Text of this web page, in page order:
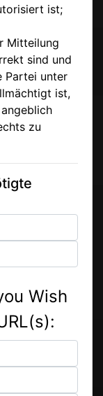
ist;
Mitteilung
sind und
Partei unter
ist,
zu
Wish